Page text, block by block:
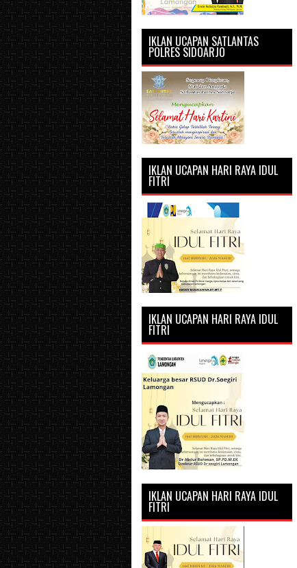
IKLAN UCAPAN SATLANTAS
POLRES SIDOARJO
IKLAN UCAPAN HARI RAYA IDUL
FITRI
IKLAN UCAPAN HARI RAYA IDUL
FITRI
IKLAN UCAPAN HARI RAYA IDUL
FITRI